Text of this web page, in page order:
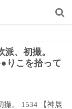
、初撮。
りこを拾って
撮。 1534 【神展